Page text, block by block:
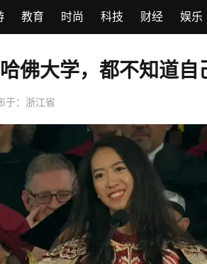
教育 时尚 科技 财经 娱乐
佛大学，都不知道自
于： 浙江省